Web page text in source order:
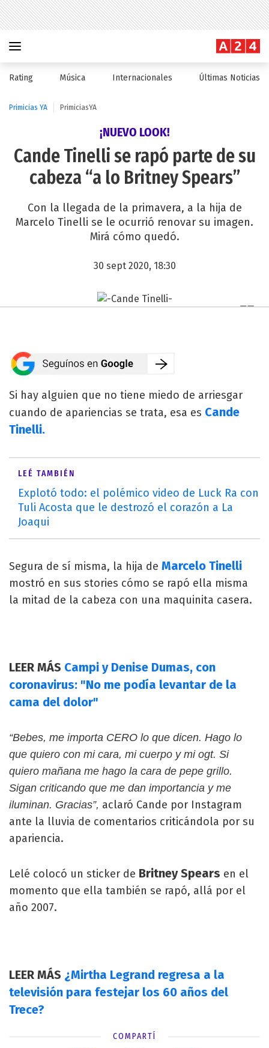
Rating Música Internacionales Últimas Noticias
Primicias YA PrimiciasYA
¡NUEVO LOOK!
Cande Tinelli se rapó parte de su
cabeza “a lo Britney Spears”
Con la llegada de la primavera, a la hija de
Marcelo Tinelli se le ocurrió renovar su imagen.
Mirá cómo quedó.
30 sept 2020, 18:30
Si hay alguien que no tiene miedo de arriesgar
cuando de apariencias se trata, esa es Cande
Tinelli.
LEÉ TAMBIÉN
Explotó todo: el polémico video de Luck Ra con
Tuli Acosta que le destrozó el corazón a La
Joaqui
Segura de sí misma, la hija de Marcelo Tinelli
mostró en sus stories cómo se rapó ella misma
la mitad de la cabeza con una maquinita casera.
LEER MÁS Campi y Denise Dumas, con
coronavirus: "No me podía levantar de la
cama del dolor"
“Bebes, me importa CERO lo que dicen. Hago lo
que quiero con mi cara, mi cuerpo y mi ogt. Si
quiero mañana me hago la cara de pepe grillo.
Sigan criticando que me dan importancia y me
iluminan. Gracias”, aclaró Cande por Instagram
ante la lluvia de comentarios criticándola por su
apariencia.
Lelé colocó un sticker de Britney Spears en el
momento que ella también se rapó, allá por el
año 2007.
LEER MÁS ¿Mirtha Legrand regresa a la
televisión para festejar los 60 años del
Trece?
COMPARTÍ